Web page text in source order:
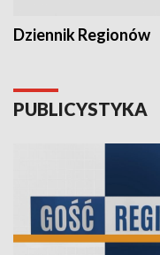
Dziennik Regionów
PUBLICYSTYKA